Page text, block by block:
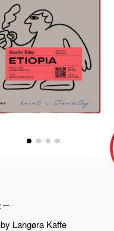
ー
Langøra Kaffe